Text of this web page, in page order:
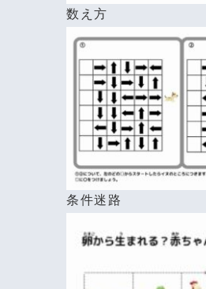
数え方
条件迷路